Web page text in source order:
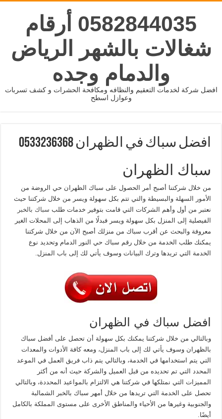
0582844035 أرقام
شغالات بالشهر الرياض
والدمام وجده
افضل شركة لخدمات التعقيم والنظافه ومكافحة الحشرات و كشف تسربات
وعوازل اسطح
افضل سباك في الظهران 0533236368
سباك الظهران
من خلال شركتنا أصبح أمر الحصول على سباك الظهران حي الروضة من
الأمور السهلة والبسيطة والتي تتم بكل سهولة ويسر من خلال شركتنا حيث
نعتبر من أول وأهم الشركات التي قامت بتوفير خدمات طلب سباك بالخبر
الفيصلية إلى المنزل بكل سهولة ويسر فبدلًا من الذهاب إلى المحلات الغير
معروفة والبحث عن أقرب سباك من منزلك أصبح الآن من خلال شركتنا
يمكنك طلب الخدمة من خلال رقم سباك حي النور الدمام وتحديد نوع
الخدمة التي تريدها وترك البيانات وسوف يأتي لك إلى باب المنزل.
افضل سباك في الظهران
وبالتالي من خلال شركتنا يمكنك بكل سهولة أن تحصل على أفضل سباك
بالظهران وسوف يأتي لك إلى باب المنزل، ومعه كافة الأدوات والمعدات
التي يتم استخدامها في الخدمة، وبالتالي يتم ذاب فريق العمل في الموعد
المحدد التي تم تحديده من قبل العميل والشركة حيث أنه من أكثر
المميزات التي نمتلكها في شركتنا هي الالتزام بالمواعيد المحددة، وبالتالي
تحصل على الخدمة التي تريدها من خلال أمهر سباك بالخبر الشمالبة
والجنوبية وغيرها من الأحياء والمناطق الأخرى على مستوى المملكة بالكامل
أيضًا.